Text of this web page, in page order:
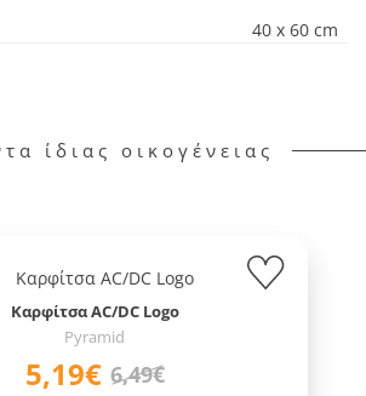
40 x 60 cm
ίδιας οικογένειας
Καρφίτσα AC/DC Logo
Pyramid
5,19€ 6,49€